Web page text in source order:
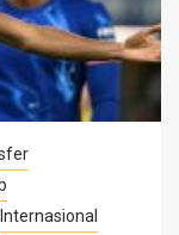
Internasional